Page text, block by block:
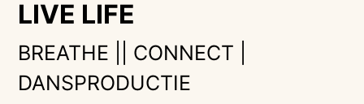
LIVE LIFE
BREATHE || CONNECT |
DANSPRODUCTIE